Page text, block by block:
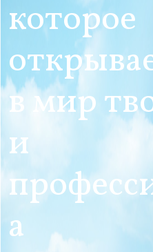
которое
в мир
и
а